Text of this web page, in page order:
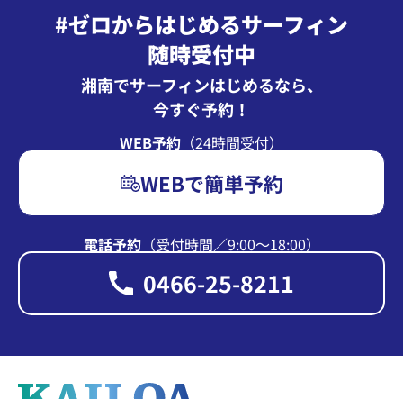
#ゼロからはじめるサーフィン
随時受付中
湘南でサーフィンはじめるなら、
今すぐ予約！
電話予約（受付時間∕9:00〜18:00）
0466-25-8211
WEB予約 （24時間受付）
WEBで簡単予約